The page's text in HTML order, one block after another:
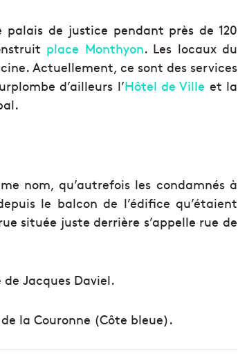
de justice pendant près de 120
place Monthyon. Les locaux du
Actuellement, ce sont des services
d’ailleurs l’Hôtel de Ville et la
nom, qu’autrefois les condamnés à
le balcon de l’édifice qu’étaient
située juste derrière s’appelle rue de
Jacques Daviel.
la Couronne (Côte bleue).